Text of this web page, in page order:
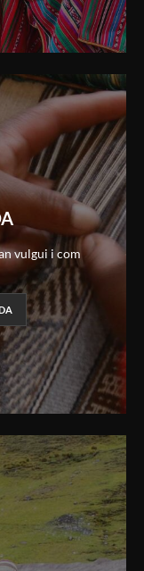
vulgui i com